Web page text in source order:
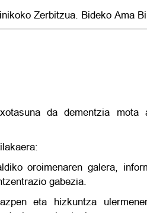
Zerbitzua. Bideko Ama
da dementzia mota
oroimenaren galera,
gabezia.
eta hizkuntza